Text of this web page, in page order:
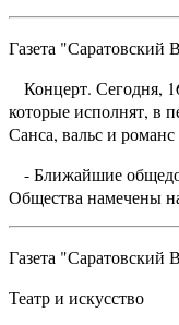
Газета "Саратовский
Концерт. Сегодня,
которые исполнят, в
Санса, вальс и
- Ближайшие
Общества намечены
Газета
Театр и искусство